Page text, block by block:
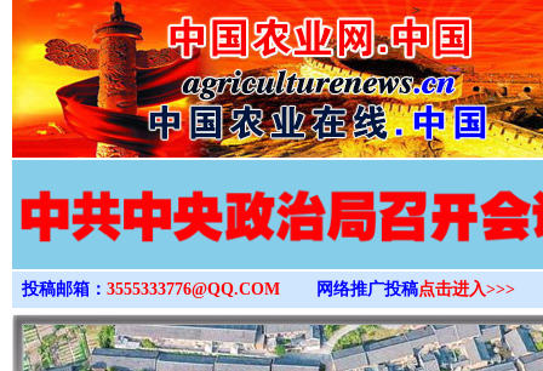
>
投稿邮箱： 3555333776@QQ.COM 网络推广投稿点击进入>>>